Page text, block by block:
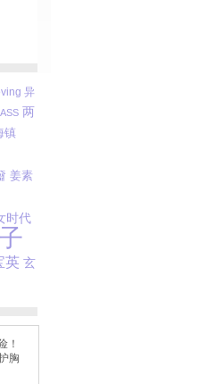
异
两
镇
姜素
时代
英 玄
！
胸